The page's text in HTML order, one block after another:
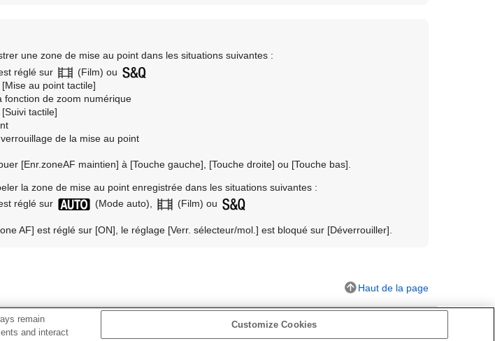
une zone de mise au point dans les situations suivantes :
réglé sur
(Film) ou
[Mise au point tactile]
fonction de zoom numérique
[Suivi tactile]
de la mise au point
[Enr.zoneAF maintien] à [Touche gauche] [Touche droite] ou [Touche bas]
la zone de mise au point enregistrée dans les situations suivantes :
réglé sur
(Mode auto), (Film) ou
AF] est réglé sur [ON] , le réglage [Verr. sélecteur/mol.] est bloqué sur [Déverrouiller]
Haut de la page
remain
and interact
Customize Cookies